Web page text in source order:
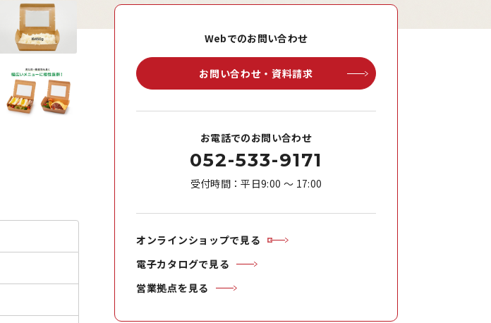
Webでのお問い合わせ
お問い合わせ・資料請求
お電話でのお問い合わせ
052-533-9171
受付時間：平日9:00 ～ 17:00
オンラインショップで見る
電子カタログで見る
営業拠点を見る